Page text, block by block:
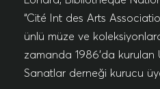
“Cité Int des Arts
ünlü müze ve
zamanda 1986’da kurulan
Sanatlar derneği kurucu